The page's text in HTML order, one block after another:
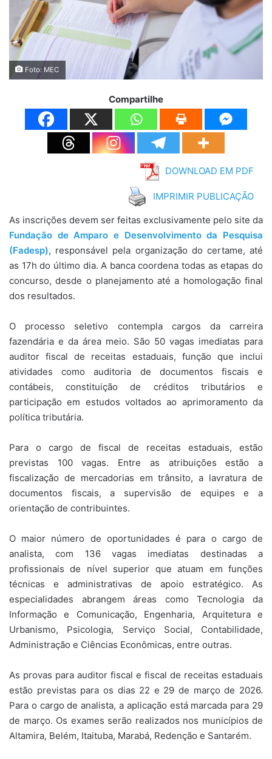
Foto: MEC
Compartilhe
DOWNLOAD EM PDF
IMPRIMIR PUBLICAÇÃO
As inscrições devem ser feitas exclusivamente pelo site da
Fundação de Amparo e Desenvolvimento da Pesquisa
(Fadesp), responsável pela organização do certame, até
as 17h do último dia. A banca coordena todas as etapas do
concurso, desde o planejamento até a homologação final
dos resultados.
O processo seletivo contempla cargos da carreira
fazendária e da área meio. São 50 vagas imediatas para
auditor fiscal de receitas estaduais, função que inclui
atividades como auditoria de documentos fiscais e
contábeis, constituição de créditos tributários e
participação em estudos voltados ao aprimoramento da
política tributária.
Para o cargo de fiscal de receitas estaduais, estão
previstas 100 vagas. Entre as atribuições estão a
fiscalização de mercadorias em trânsito, a lavratura de
documentos fiscais, a supervisão de equipes e a
orientação de contribuintes.
O maior número de oportunidades é para o cargo de
analista, com 136 vagas imediatas destinadas a
profissionais de nível superior que atuam em funções
técnicas e administrativas de apoio estratégico. As
especialidades abrangem áreas como Tecnologia da
Informação e Comunicação, Engenharia, Arquitetura e
Urbanismo, Psicologia, Serviço Social, Contabilidade,
Administração e Ciências Econômicas, entre outras.
As provas para auditor fiscal e fiscal de receitas estaduais
estão previstas para os dias 22 e 29 de março de 2026.
Para o cargo de analista, a aplicação está marcada para 29
de março. Os exames serão realizados nos municípios de
Altamira, Belém, Itaituba, Marabá, Redenção e Santarém.